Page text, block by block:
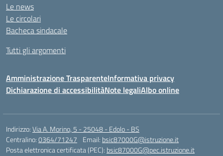
Le news
Le circolari
Bacheca sindacale
Tutti gli argomenti
Amministrazione TrasparenteInformativa privacy
Dichiarazione di accessibilitàNote legaliAlbo online
Indirizzo:Via A. Morino, 5 - 25048 - Edolo - BS
Centralino:0364/71247 Email: bsic87000G@istruzione.it
Posta elettronica certificata (PEC): bsic87000G@pec.istruzione.it